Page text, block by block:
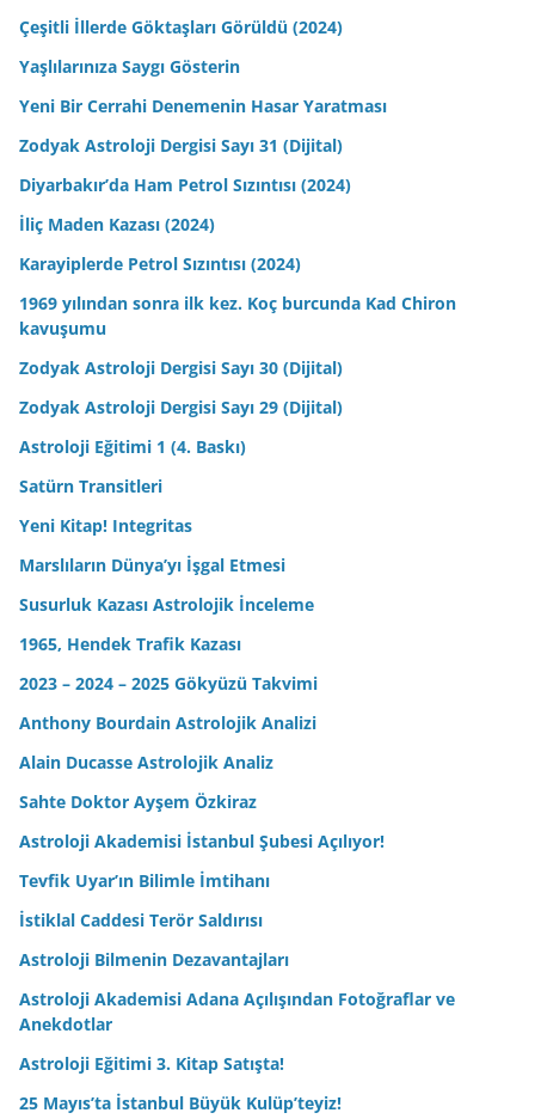
Çeşitli İllerde Göktaşları Görüldü (2024)
Yaşlılarınıza Saygı Gösterin
Yeni Bir Cerrahi Denemenin Hasar Yaratması
Zodyak Astroloji Dergisi Sayı 31 (Dijital)
Diyarbakır’da Ham Petrol Sızıntısı (2024)
İliç Maden Kazası (2024)
Karayiplerde Petrol Sızıntısı (2024)
1969 yılından sonra ilk kez. Koç burcunda Kad Chiron
kavuşumu
Zodyak Astroloji Dergisi Sayı 30 (Dijital)
Zodyak Astroloji Dergisi Sayı 29 (Dijital)
Astroloji Eğitimi 1 (4. Baskı)
Satürn Transitleri
Yeni Kitap! Integritas
Marslıların Dünya’yı İşgal Etmesi
Susurluk Kazası Astrolojik İnceleme
1965, Hendek Trafik Kazası
2023 – 2024 – 2025 Gökyüzü Takvimi
Anthony Bourdain Astrolojik Analizi
Alain Ducasse Astrolojik Analiz
Sahte Doktor Ayşem Özkiraz
Astroloji Akademisi İstanbul Şubesi Açılıyor!
Tevfik Uyar’ın Bilimle İmtihanı
İstiklal Caddesi Terör Saldırısı
Astroloji Bilmenin Dezavantajları
Astroloji Akademisi Adana Açılışından Fotoğraflar ve
Anekdotlar
Astroloji Eğitimi 3. Kitap Satışta!
25 Mayıs’ta İstanbul Büyük Kulüp’teyiz!